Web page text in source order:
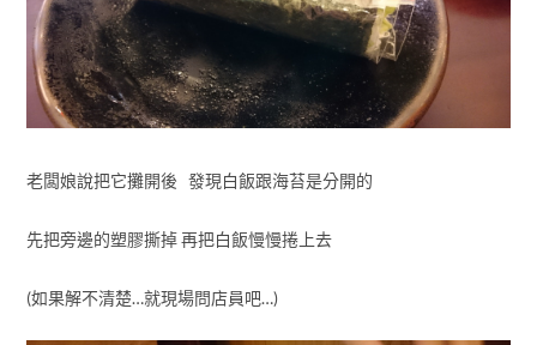
老闆娘說把它攤開後 發現白飯跟海苔是分開的
先把旁邊的塑膠撕掉 再把白飯慢慢捲上去
(如果解不清楚…就現場問店員吧…)